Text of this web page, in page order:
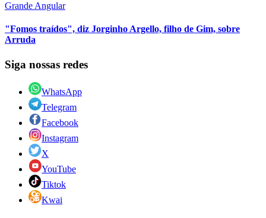
Grande Angular
"Fomos traídos", diz Jorginho Argello, filho de Gim, sobre
Arruda
Siga nossas redes
WhatsApp
Telegram
Facebook
Instagram
X
YouTube
Tiktok
Kwai